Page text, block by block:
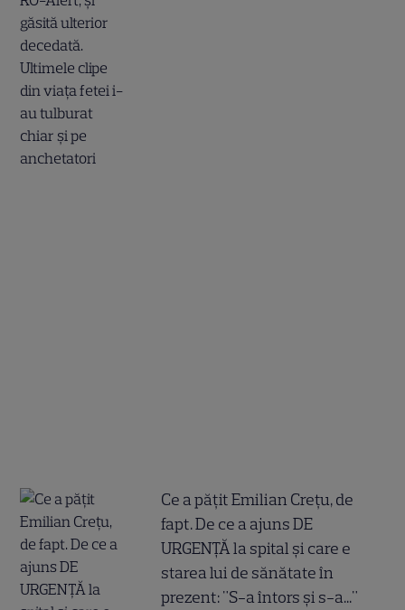
Ce a pățit Emilian Crețu, de
fapt. De ce a ajuns DE
URGENȚĂ la spital și care e
starea lui de sănătate în
prezent: "S-a întors și s-a..."